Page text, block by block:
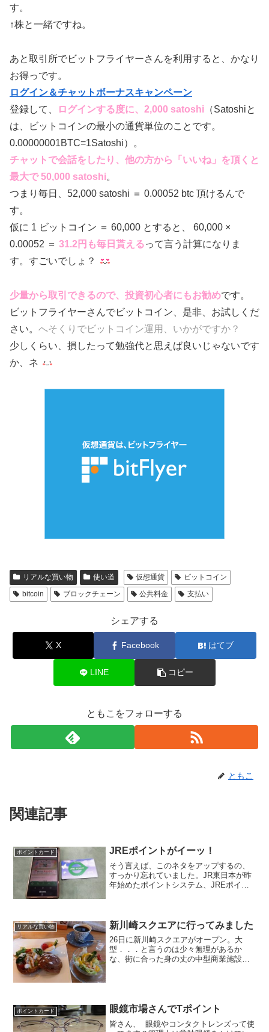
す。
↑株と一緒ですね。
あと取引所でビットフライヤーさんを利用すると、かなり
お得っです。
ログイン＆チャットボーナスキャンペーン
登録して、
ログインする度に、2,000 satoshi （Satoshiと
は、ビットコインの最小の通貨単位のことです。
0.00000001BTC=1Satoshi）。
チャットで会話をしたり、他の方から「いいね」を頂くと
最大で 50,000 satoshi。
つまり毎日、52,000 satoshi ＝ 0.00052 btc 頂けるんで
す。
仮に 1 ビットコイン ＝ 60,000 とすると、 60,000 ×
0.00052 ＝ 31.2円も毎日貰えるって言う計算になりま
す。すごいでしょ？
少量から取引できるので、投資初心者にもお勧めです。
ビットフライヤーさんでビットコイン、是非、お試しくだ
さい。 へそくりでビットコイン運用、いかがですか？
少しくらい、損したって勉強代と思えば良いじゃないです
か、ネ
リアルな買い物 使い道 仮想通貨
ビットコイン
bitcoin
ブロックチェーン 公共料金 支払い
シェアする
X Facebook はてブ
LINE コピー
ともこをフォローする
ともこ
関連記事
ポイントカード JREポイントがイーッ！
そう言えば、このネタをアップするの、
すっかり忘れていました。JR東日本が昨
年始めたポイントシステム、JREポイン
と．．．ＪＲＥ ＰＯ...
リアルな買い物 新川崎スクエアに行ってみました
26日に新川崎スクエアがオープン。大
型．．．と言うのは少々無理があるか
な、街に合った身の丈の中型商業施設。
ポイントカード 眼鏡市場さんでTポイント
皆さん、 眼鏡やコンタクトレンズって使